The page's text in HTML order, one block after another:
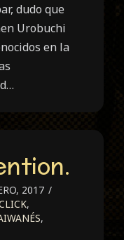
dudo que
Urobuchi
en la
2017
,
,